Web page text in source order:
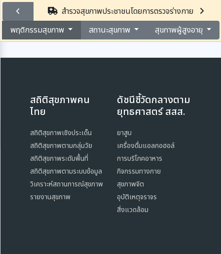
สำรวจสุขภาพประชาชนโดยการตรวจร่างกาย
พฤติกรรมสุขภาพ
สถานะสุขภาพ สุขภาพผู้สูงอายุ
สถิติสุขภาพคน
ไทย
สถิติสุขภาพเชิงประเด็น
สถิติสุขภาพตามกลุ่มวัย
สถิติสุขภาพระดับพื้นที่
สถิติสุขภาพตามระบบข้อมูล
วิเคราะห์สถานการณ์สุขภาพ
รายงานสุขภาพ
ดัชนีชี้วัดกลางตาม
ยุทธศาสตร์ สสส.
ยาสูบ
เครื่องดื่มแอลกอฮอล์
การบริโภคอาหาร
กิจกรรมทางกาย
สุขภาพจิต
อุบัติเหตุจราจร
สิ่งแวดล้อม